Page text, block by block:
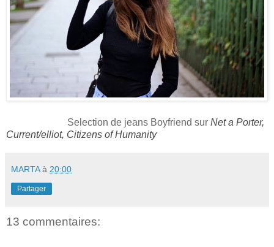
Selection de jeans Boyfriend sur Net a Porter,
Current/elliot, Citizens of Humanity
MARTA à 20:00
Partager
13 commentaires: